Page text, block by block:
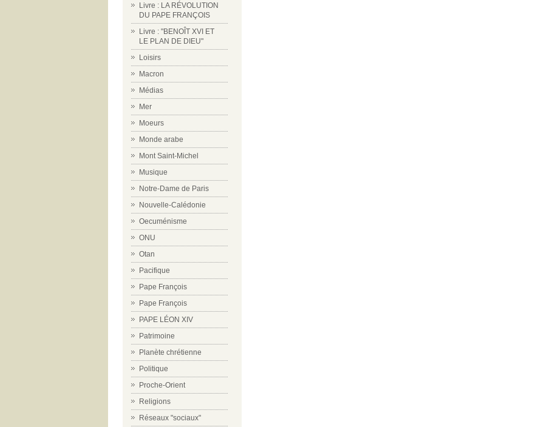
Livre : LA RÉVOLUTION
DU PAPE FRANÇOIS
Livre : "BENOÎT XVI ET
LE PLAN DE DIEU"
Loisirs
Macron
Médias
Mer
Moeurs
Monde arabe
Mont Saint-Michel
Musique
Notre-Dame de Paris
Nouvelle-Calédonie
Oecuménisme
ONU
Otan
Pacifique
Pape François
Pape François
PAPE LÉON XIV
Patrimoine
Planète chrétienne
Politique
Proche-Orient
Religions
Réseaux "sociaux"